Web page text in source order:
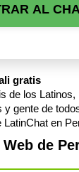
AL
gratis
de los
y gente de
en
de